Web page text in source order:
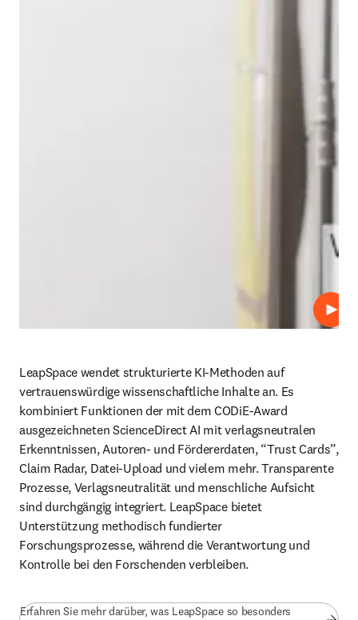
LeapSpace wendet strukturierte KI-Methoden auf
vertrauenswürdige wissenschaftliche Inhalte an. Es
kombiniert Funktionen der mit dem CODiE-Award
ausgezeichneten ScienceDirect AI mit verlagsneutralen
Erkenntnissen, Autoren- und Fördererdaten, “Trust Cards”,
Claim Radar, Datei-Upload und vielem mehr. Transparente
Prozesse, Verlagsneutralität und menschliche Aufsicht
sind durchgängig integriert. LeapSpace bietet
Unterstützung methodisch fundierter
Forschungsprozesse, während die Verantwortung und
Kontrolle bei den Forschenden verbleiben.
Erfahren Sie mehr darüber, was LeapSpace so besonders